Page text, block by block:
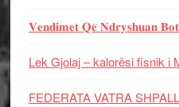
𝐕𝐞𝐧𝐝𝐢𝐦𝐞𝐭 𝐐𝐞̈ 𝐍𝐝𝐫𝐲𝐬𝐡𝐮𝐚𝐧
Lek Gjolaj – kalorësi fisnik i
FEDERATA VATRA